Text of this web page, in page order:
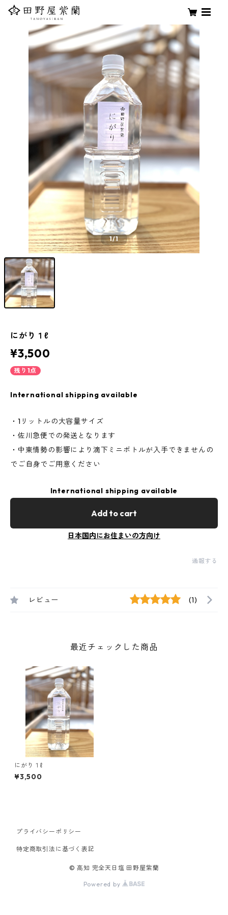
1/1
にがり１ℓ
¥3,500
残り1点
International shipping available
・1リットルの大容量サイズ
・佐川急便での発送となります
・中東情勢の影響により滴下ミニボトルが入手できませんの
でご自身でご用意ください
International shipping available
Add to cart
日本国内にお住まいの方向け
通報する
レビュー (1)
最近チェックした商品
にがり１ℓ
¥3,500
プライバシーポリシー
特定商取引法に基づく表記
© 高知 完全天日塩 田野屋紫蘭
Powered by